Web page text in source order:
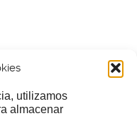
utilizamos
almacenar